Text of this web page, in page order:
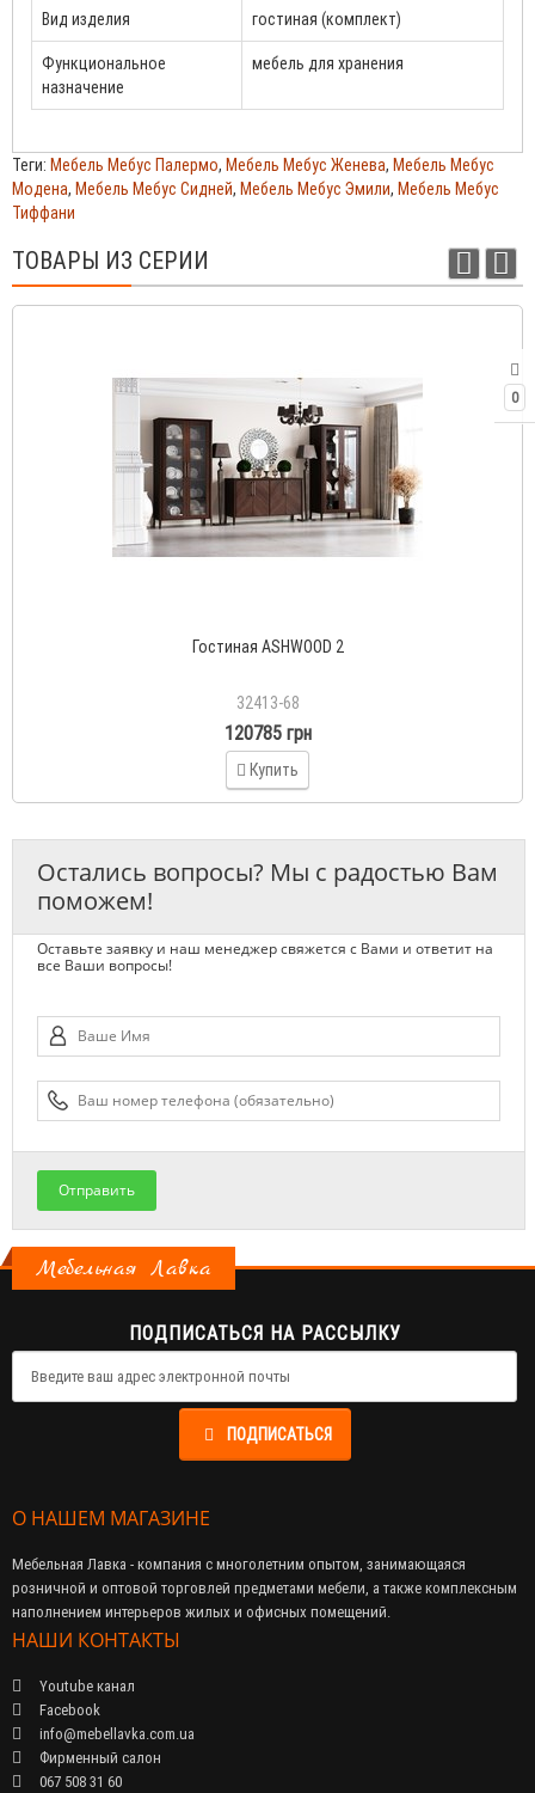
0
Вид изделия гостиная (комплект)
Функциональное
назначение
мебель для хранения
Теги: Мебель Мебус Палермо, Мебель Мебус Женева, Мебель Мебус
Модена, Мебель Мебус Сидней, Мебель Мебус Эмили, Мебель Мебус
Тиффани
ТОВАРЫ ИЗ СЕРИИ
Гостиная ASHWOOD 2
32413-68
120785 грн
Купить
Остались вопросы? Мы с радостью Вам
поможем!
Оставьте заявку и наш менеджер свяжется с Вами и ответит на
все Ваши вопросы!
Отправить
Мебельная Лавка
ПОДПИСАТЬСЯ НА РАССЫЛКУ
ПОДПИСАТЬСЯ
О НАШЕМ МАГАЗИНЕ
Мебельная Лавка - компания с многолетним опытом, занимающаяся
розничной и оптовой торговлей предметами мебели, а также комплексным
наполнением интерьеров жилых и офисных помещений.
НАШИ КОНТАКТЫ
Youtube канал
Facebook
info@mebellavka.com.ua
Фирменный салон
067 508 31 60